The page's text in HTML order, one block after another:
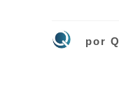
por